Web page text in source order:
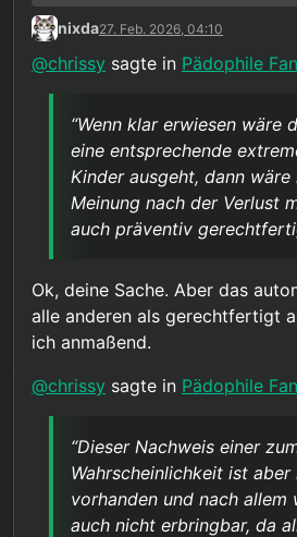
entsprechende extreme
ausgeht, dann wäre meiner
gerechtfertigt. Aber diese
erwarten ist.
Bei lediglich hoher
mildere Mittel wie
Präventionsmaßnahmen
“Gedankenkorrektur”, was
mag, eventuell
Dieser Nachweis einer
nach allem was wir wissen
sagen.
Daher ist diese ganze
hypothetisch.
nixda27. Feb. 2026, 04:10
@chrissy sagte in Pädophile
“Wenn klar erwiesen wäre
eine entsprechende
Kinder ausgeht, dann wäre
Meinung nach der Verlust
auch präventiv
Ok, deine Sache. Aber das
alle anderen als gerechtfertigt
ich anmaßend.
@chrissy sagte in Pädophile
“Dieser Nachweis einer
Wahrscheinlichkeit ist aber
vorhanden und nach allem
auch nicht erbringbar, da